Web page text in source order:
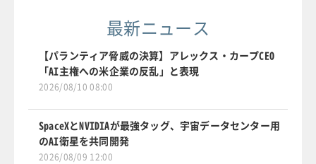
最新ニュース
【パランティア脅威の決算】アレックス・カープCEO
「AI主権への米企業の反乱」と表現
2026/08/10 08:00
SpaceXとNVIDIAが最強タッグ、宇宙データセンター用
のAI衛星を共同開発
2026/08/09 12:00